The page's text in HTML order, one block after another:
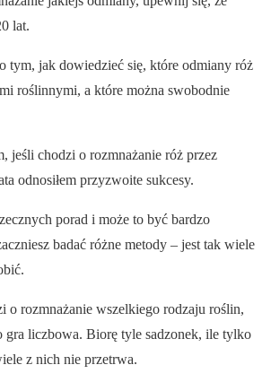
lat.
tym, jak dowiedzieć się, które odmiany róż
roślinnymi, a które można swobodnie
jeśli chodzi o rozmnażanie róż przez
odnosiłem przyzwoite sukcesy.
porad i może to być bardzo
badać różne metody – jest tak wiele
o rozmnażanie wszelkiego rodzaju roślin,
gra liczbowa. Biorę tyle sadzonek, ile tylko
z nich nie przetrwa.